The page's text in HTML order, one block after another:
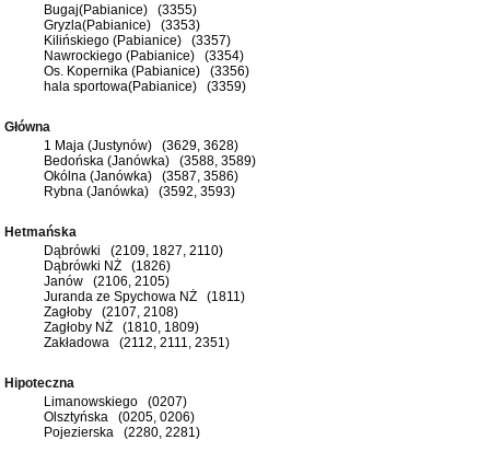
Bugaj(Pabianice) (3355)
Gryzla(Pabianice) (3353)
Kilińskiego (Pabianice) (3357)
Nawrockiego (Pabianice) (3354)
Os. Kopernika (Pabianice) (3356)
hala sportowa(Pabianice) (3359)
Główna
1 Maja (Justynów) (3629, 3628)
Bedońska (Janówka) (3588, 3589)
Okólna (Janówka) (3587, 3586)
Rybna (Janówka) (3592, 3593)
Hetmańska
Dąbrówki (2109, 1827, 2110)
Dąbrówki NŻ (1826)
Janów (2106, 2105)
Juranda ze Spychowa NŻ (1811)
Zagłoby (2107, 2108)
Zagłoby NŻ (1810, 1809)
Zakładowa (2112, 2111, 2351)
Hipoteczna
Limanowskiego (0207)
Olsztyńska (0205, 0206)
Pojezierska (2280, 2281)